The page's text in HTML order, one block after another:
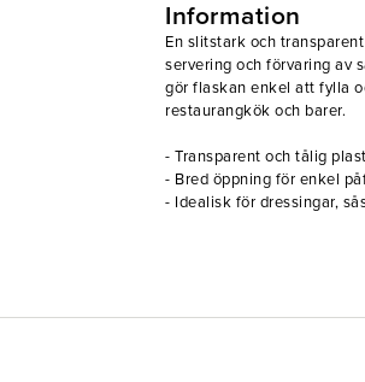
Information
En slitstark och
servering och förvaring av
gör flaskan enkel att fylla
restaurangkök och barer.
- Transparent och tålig plast
- Bred öppning för enkel
- Idealisk för dressingar,